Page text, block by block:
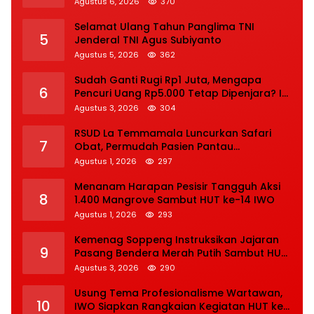
5
Selamat Ulang Tahun Panglima TNI
Jenderal TNI Agus Subiyanto
Agustus 5, 2026 362
6
Sudah Ganti Rugi Rp1 Juta, Mengapa
Pencuri Uang Rp5.000 Tetap Dipenjara? Ini
Pertimbangan Hakim
Agustus 3, 2026 304
7
RSUD La Temmamala Luncurkan Safari
Obat, Permudah Pasien Pantau
Penyelesaian Resep Secara Real Time
Agustus 1, 2026 297
8
Menanam Harapan Pesisir Tangguh Aksi
1.400 Mangrove Sambut HUT ke-14 IWO
Agustus 1, 2026 293
9
Kemenag Soppeng Instruksikan Jajaran
Pasang Bendera Merah Putih Sambut HUT
Ke-81 RI
Agustus 3, 2026 290
10
Usung Tema Profesionalisme Wartawan,
IWO Siapkan Rangkaian Kegiatan HUT ke-